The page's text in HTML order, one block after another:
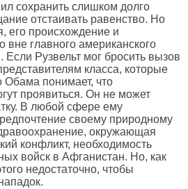
сохранить слишком долго
отстаивать равенство. Но
его происхождение и
вне главного американского
Если Рузвельт мог бросить вызов
класса, которые
Обама понимает, что
проявиться. Он не может
В любой сфере ему
своему природному
окружающая
конфликт, необходимость
войск в Афганистан. Но, как
недостаточно, чтобы